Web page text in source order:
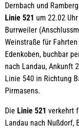
Dernbach und
Linie 521 um 22.02
Burrweiler
Weinstraße für
Edenkoben, buchbar
nach Landau, Ankunft
Linie 540 in Richtung
Pirmasens.
Die Linie 521 verkehrt
Landau nach Nußdorf,